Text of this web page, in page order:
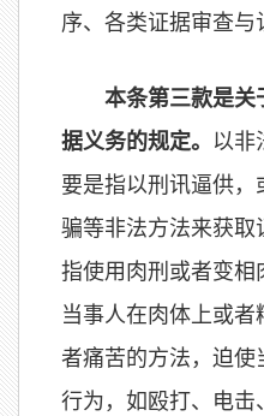
序、各类证据审查与
本条第三款是关
据义务的规定。 以非
要是指以刑讯逼供
骗等非法方法来获取
指使用肉刑或者变
当事人在肉体上或
者痛苦的方法，迫使
行为，如殴打、电击